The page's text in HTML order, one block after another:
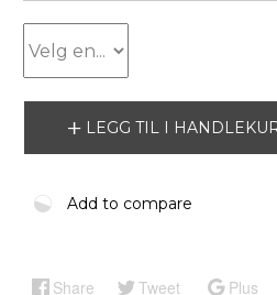
LEGG TIL I
Add to compare
Share Tweet Plus